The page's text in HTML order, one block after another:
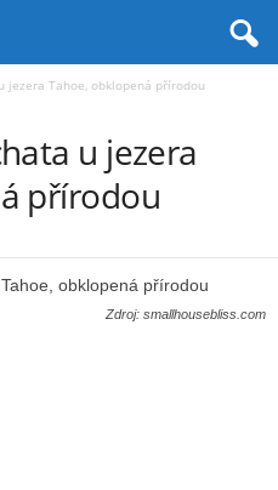
jezera Tahoe, obklopená přírodou
u jezera
přírodou
Zdroj: smallhousebliss.com